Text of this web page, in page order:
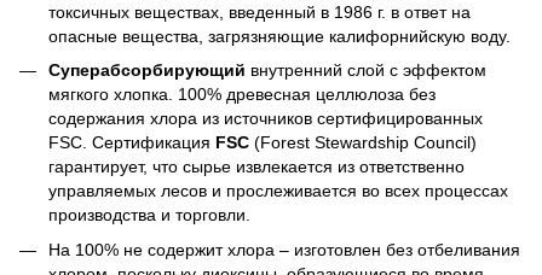
токсичных веществах, введенный в 1986 г. в ответ на
опасные вещества, загрязняющие калифорнийскую воду.
Суперабсорбирующий внутренний слой с эффектом
мягкого хлопка. 100% древесная целлюлоза без
содержания хлора из источников сертифицированных
FSC. Сертификация FSC (Forest Stewardship Council)
гарантирует, что сырье извлекается из ответственно
управляемых лесов и прослеживается во всех процессах
производства и торговли.
На 100% не содержит хлора – изготовлен без отбеливания